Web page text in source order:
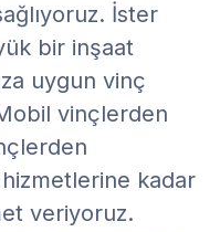
İster
bir inşaat
uygun vinç
vinçlerden
kadar
veriyoruz.